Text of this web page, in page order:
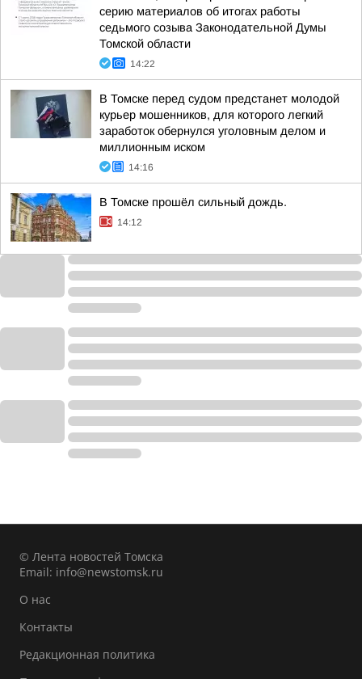
серию материалов об итогах работы
седьмого созыва Законодательной Думы
Томской области
14:22
В Томске перед судом предстанет молодой
курьер мошенников, для которого легкий
заработок обернулся уголовным делом и
миллионным иском
14:16
В Томске прошёл сильный дождь.
14:12
© Лента новостей Томска
Email: info@newstomsk.ru
О нас
Контакты
Редакционная политика